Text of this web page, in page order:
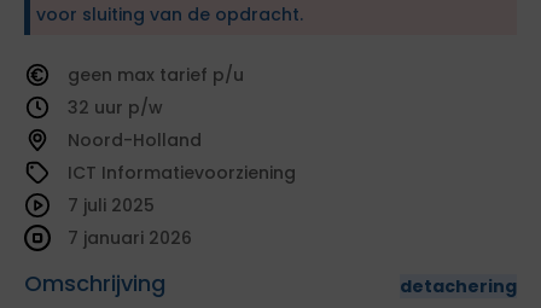
voor sluiting van de opdracht.
geen
tarief
32
Noord-Holland
ICT Informatievoorziening
Omschrijving detachering
7 juli 2025
7 januari 2026